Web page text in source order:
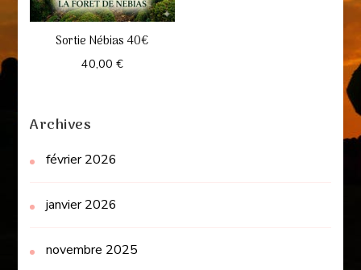
Sortie Nébias 40€
40,00 €
Archives
février 2026
janvier 2026
novembre 2025